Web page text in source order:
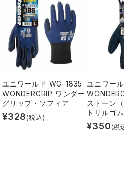
ユニワールド WG-1835
WONDERGRIP ワンダー
グリップ・ソフィア
¥328(税込)
ユニワー
ストーン
トリルゴ
¥350(税